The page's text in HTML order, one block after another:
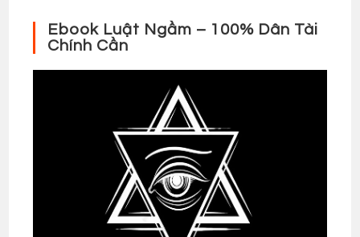
Ebook Luật Ngầm – 100% Dân Tài
Chính Cần